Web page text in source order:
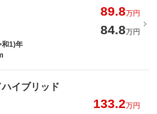
89.8万円
84.8万円
1)年
イブリッド
133.2万円